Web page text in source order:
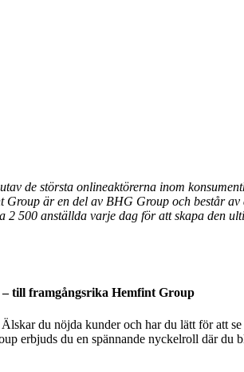
de största onlineaktörerna inom
är en del av BHG Group och består
500 anställda varje dag för att skapa den
– till framgångsrika Hemfint Group
du nöjda kunder och har du lätt för att
erbjuds du en spännande nyckelroll där du